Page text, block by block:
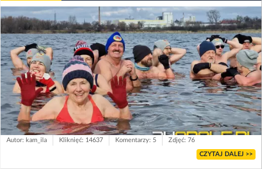
Autor: kam_ila Kliknięć: 14637 Komentarzy: 5 Zdjęć: 76
CZYTAJ DALEJ >>